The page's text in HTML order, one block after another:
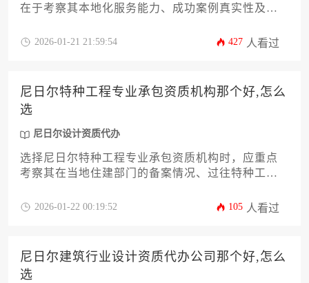
在于考察其本地化服务能力、成功案例真实性及合
队配置和客户反馈进行综合决策，尤其需关注其对
2026-01-21 21:59:54 427 人看过
尼日尔特种工程专业承包资质机构那个好,怎么
选
尼日尔设计资质代办
选择尼日尔特种工程专业承包资质机构时，应重点
考察其在当地住建部门的备案情况、过往特种工程
力。建议通过实地走访、合同细节审核、分期付款
2026-01-22 00:19:52 105 人看过
尼日尔建筑行业设计资质代办公司那个好,怎么
选